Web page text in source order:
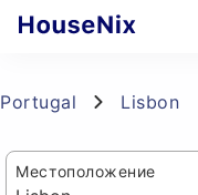
Portugal Lisbon
Местоположение